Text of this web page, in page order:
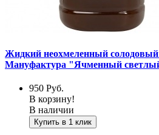
Жидкий неохмеленный
Мануфактура "Ячменный
950 Руб.
В корзину!
В наличии
Купить в 1 клик